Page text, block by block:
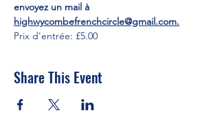
envoyez un mail à
highwycombefrenchcircle@gmail.com.
Prix d'entrée: £5.00
Share This Event